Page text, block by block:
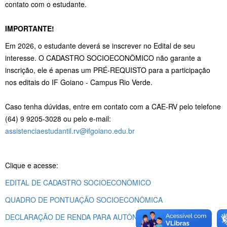
contato com o estudante.
IMPORTANTE!
Em 2026, o estudante deverá se inscrever no Edital de seu
interesse. O CADASTRO SOCIOECONÔMICO não garante a
inscrição, ele é apenas um PRÉ-REQUISTO para a participação
nos editais do IF Goiano - Campus Rio Verde.
Caso tenha dúvidas, entre em contato com a CAE-RV pelo telefone
(64) 9 9205-3028 ou pelo e-mail:
assistenciaestudantil.rv@ifgoiano.edu.br
Clique e acesse:
EDITAL DE CADASTRO SOCIOECONÔMICO
QUADRO DE PONTUAÇÃO SOCIOECONÔMICA
DECLARAÇÃO DE RENDA PARA AUTÔNOMO